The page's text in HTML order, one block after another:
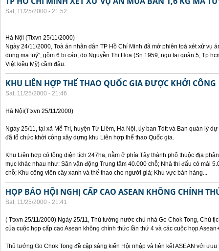
Sat, 11/25/2000 - 21:52
Hà Nội (Ttxvn 25/11/2000)
Ngày 24/11/2000, Toà án nhân dân TP Hồ Chí Minh đã mở phiên toà xét xử vụ
dụng ma tuý", gồm 6 bị cáo, do Nguyễn Thị Hoa (Sn 1959, ngụ tại quận 5,
Việt kiều Mỹ) cầm đầu.
KHU LIÊN HỢP THỂ THAO QUỐC GIA ĐƯỢC KHỞI CÔNG
Sat, 11/25/2000 - 21:46
Hà Nội(Ttxvn 25/11/2000)
Ngày 25/11, tại xã Mễ Trì, huyện Từ Liêm, Hà Nội, ủy ban Tdtt và Ban quản lý
đã tổ chức khởi công xây dựng khu Liên hợp thể thao Quốc gia.
Khu Liên hợp có tổng diện tích 247ha, nằm ở phía Tây thành phố thuộc địa
mục khác nhau như: Sân vận động Trung tâm 40.000 chỗ; Nhà thi đấu có mái
chỗ; Khu công viên cây xanh và thể thao cho người già; Khu vực bán hàng...
HỌP BÁO HỘI NGHỊ CẤP CAO ASEAN KHÔNG CHÍNH
Sat, 11/25/2000 - 21:41
( Ttxvn 25/11/2000) Ngày 25/11, Thủ tướng nước chủ nhà Go Chok Tong, Chủ
của cuộc họp cấp cao Asean không chính thức lần thứ 4 và các cuộc họp
Thủ tướng Go Chok Tong đề cập sáng kiến Hội nhập và liên kết ASEAN với